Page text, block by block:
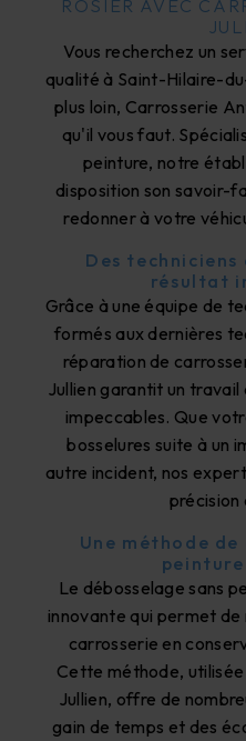
ROSIER AVEC
Vous recherchez un
qualité à Saint-Hilaire-
plus loin, Carrosserie
qu'il vous faut.
peinture, notre
disposition son savoir-
redonner à votre
Des
résultat
Grâce à une équipe de
formés aux dernières
réparation de
Jullien garantit un
impeccables. Que
bosselures suite à un
autre incident, nos
précision
Une méthode de
Le débosselage sans
innovante qui permet
carrosserie en
Cette méthode,
Jullien, offre de
gain de temps et des